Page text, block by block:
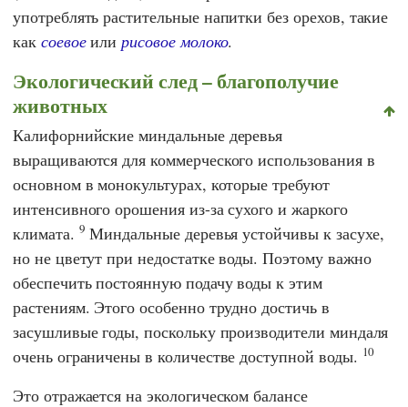
употреблять растительные напитки без орехов, такие
как соевоеилирисовое молоко.
Экологический след – благополучие
животных
Калифорнийские миндальные деревья
выращиваются для коммерческого использования в
основном в монокультурах, которые требуют
интенсивного орошения из-за сухого и жаркого
климата. 9 Миндальные деревья устойчивы к засухе,
но не цветут при недостатке воды. Поэтому важно
обеспечить постоянную подачу воды к этим
растениям. Этого особенно трудно достичь в
засушливые годы, поскольку производители миндаля
очень ограничены в количестве доступной воды. 10
Это отражается на экологическом балансе